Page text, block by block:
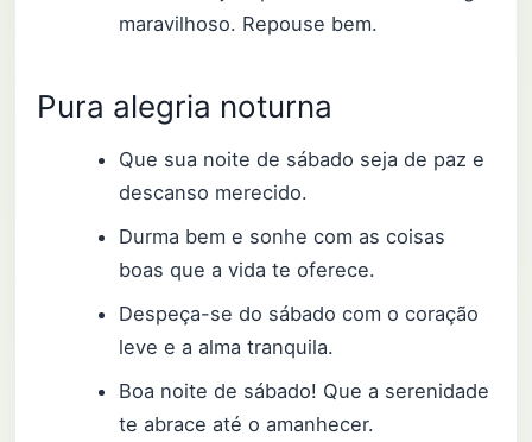
maravilhoso. Repouse bem.
Pura alegria noturna
Que sua noite de sábado seja de paz e
descanso merecido.
Durma bem e sonhe com as coisas
boas que a vida te oferece.
Despeça-se do sábado com o coração
leve e a alma tranquila.
Boa noite de sábado! Que a serenidade
te abrace até o amanhecer.